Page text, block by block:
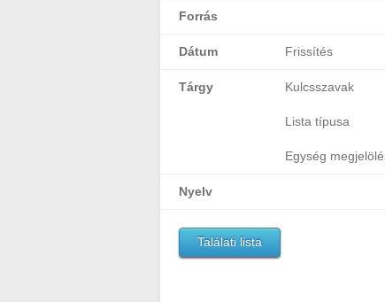
Forrás
Dátum Frissítés
Tárgy Kulcsszavak
Lista típusa
Egység
Nyelv
Találati lista